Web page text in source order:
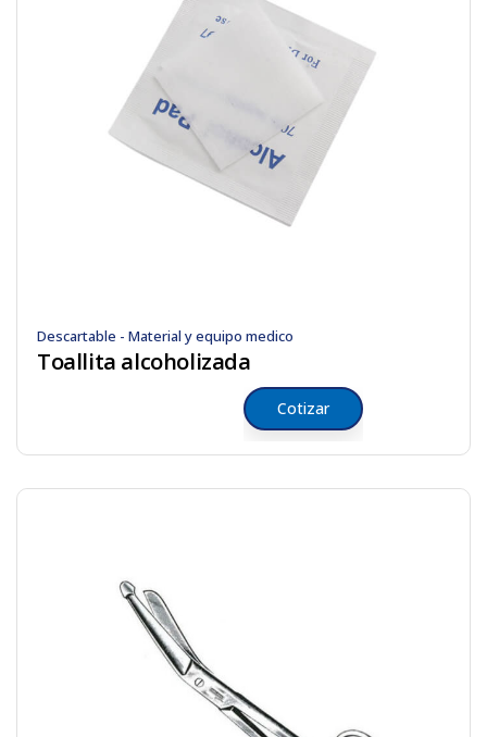
Descartable - Material y equipo medico
Toallita alcoholizada
Cotizar